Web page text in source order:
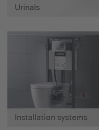
Urinals
Installation systems